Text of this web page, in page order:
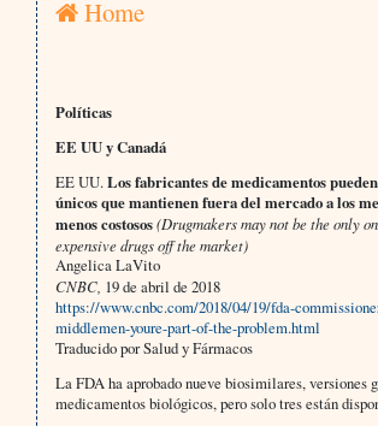
Home
Políticas
EE UU y Canadá
EE UU.Los fabricantes de medicamentos
únicos que mantienen fuera del mercado a los
menos costosos(Drugmakers may not be the only
expensive drugs off the market)
Angelica LaVito
CNBC, 19 de abril de 2018
https://www.cnbc.com/2018/04/19/fda-
middlemen-youre-part-of-the-problem.html
Traducido por Salud y Fármacos
La FDA ha aprobado nueve biosimilares, versiones
medicamentos biológicos, pero solo tres están